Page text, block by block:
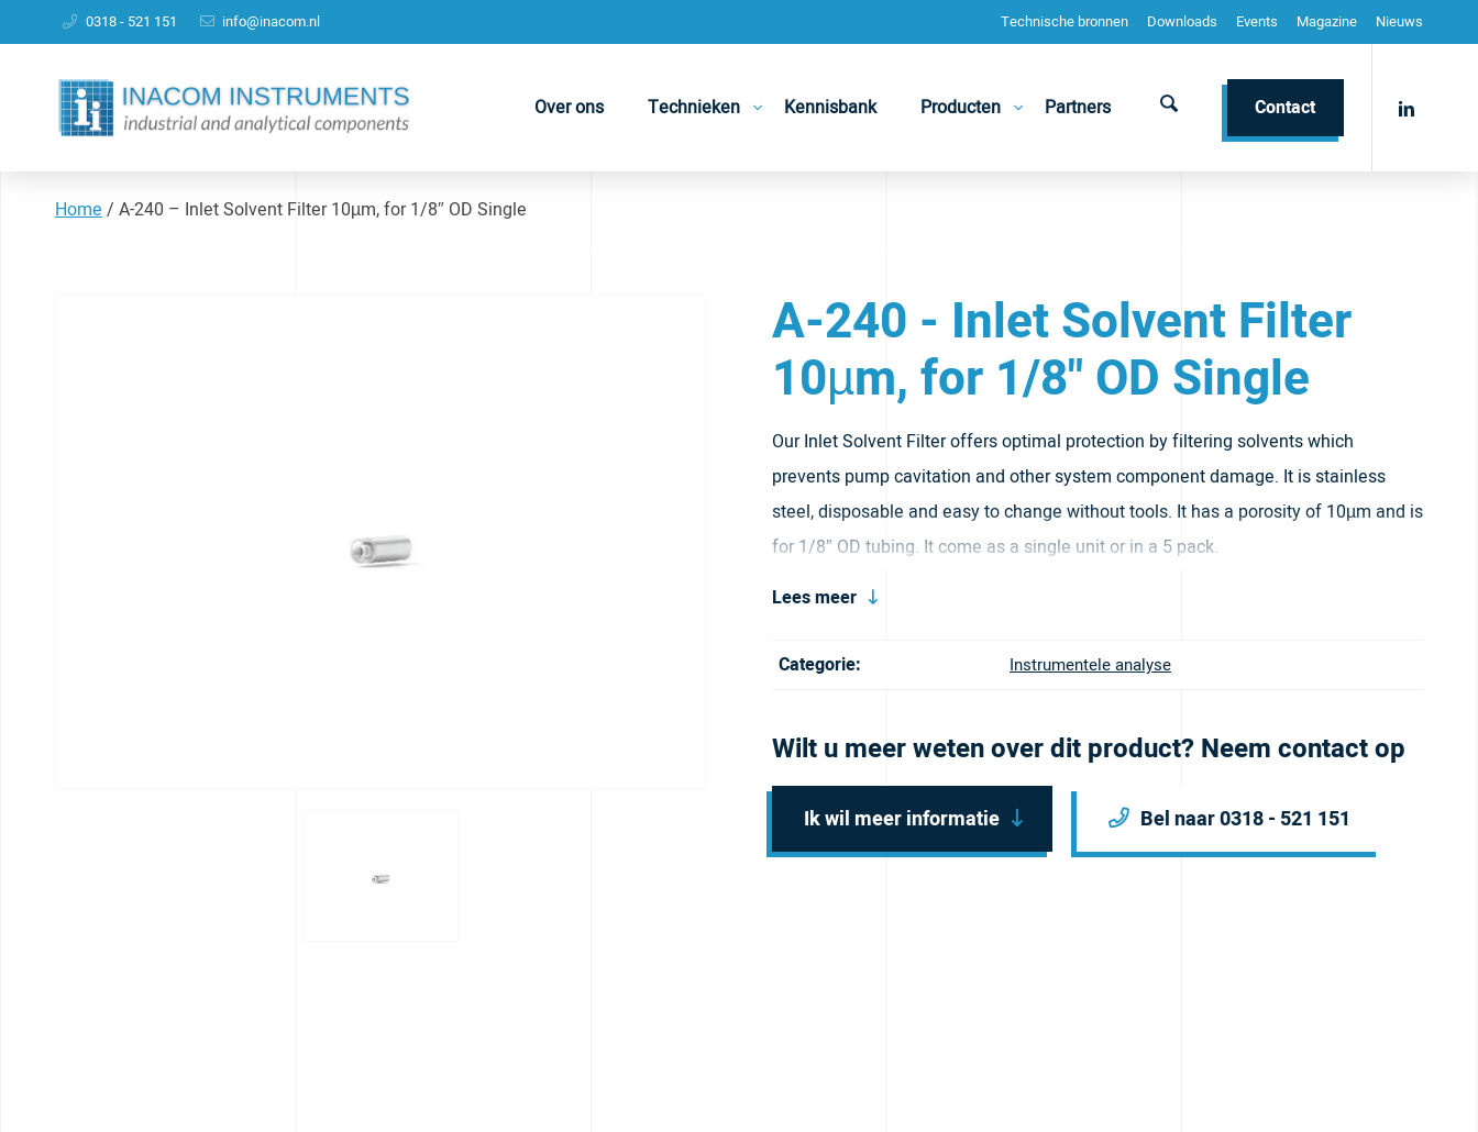
Technische bronnen Downloads Events Magazine Nieuws
0318 - 521 151 info@inacom.nl
Over ons Technieken Kennisbank Producten Partners Contact
Home/ A-240 – Inlet Solvent Filter 10µm, for 1/8″ OD Single
A-240 - Inlet Solvent Filter
10µm, for 1/8" OD Single
Our Inlet Solvent Filter offers optimal protection by filtering solvents which
prevents pump cavitation and other system component damage. It is stainless
steel, disposable and easy to change without tools. It has a porosity of 10µm and is
for 1/8″ OD tubing. It come as a single unit or in a 5 pack.
Lees meer
Categorie: Instrumentele analyse
Wilt u meer weten over dit product? Neem contact op
Ik wil meer informatie Bel naar 0318 - 521 151